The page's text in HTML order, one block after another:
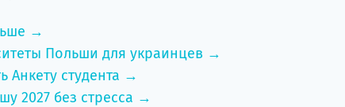
→
Польши для украинцев →
Анкету студента →
2027 без стресса →